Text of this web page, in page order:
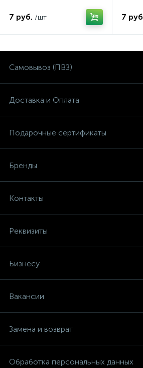
7 руб. /шт 7
Самовывоз (ПВЗ)
Доставка и Оплата
Подарочные сертификаты
Бренды
Контакты
Реквизиты
Бизнесу
Вакансии
Замена и возврат
Обработка персональных данных